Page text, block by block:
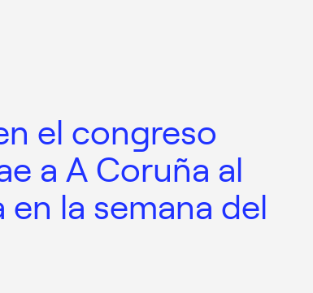
el congreso
a A Coruña al
en la semana del